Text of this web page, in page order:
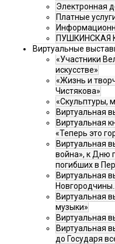
Электронная
Платные
ПУШКИНСКАЯ
Виртуальные
«Участники
искусстве»
«Жизнь и
Чистякова»
«Скульптуры,
Виртуальная
Виртуальная
«Теперь это
Виртуальная
война», к Дню
погибших в
Виртуальная
Виртуальная
музыки»
Виртуальная
Виртуальная
до Государя